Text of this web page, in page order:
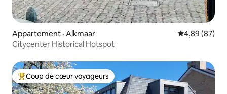
Appartement · Alkmaar Note
4,89 (87)
Citycenter Historical Hotspot
Coup de cœur voyageurs parmi les plus aimés
Coup de cœur voyageurs